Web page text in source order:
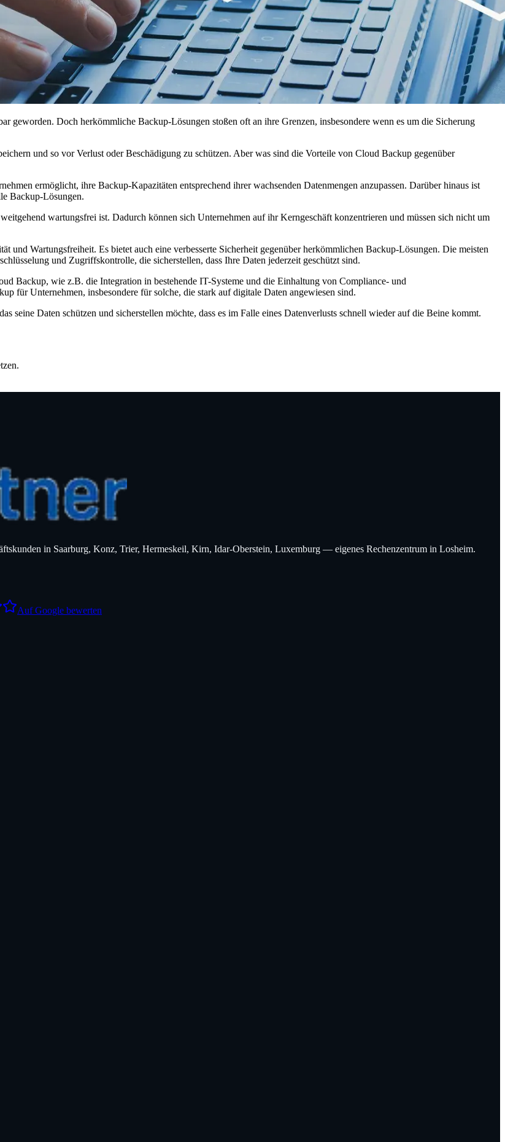
geworden. Doch herkömmliche Backup-Lösungen stoßen oft an ihre Grenzen, insbesondere wenn es um die Sicherung
und so vor Verlust oder Beschädigung zu schützen. Aber was sind die Vorteile von Cloud Backup gegenüber
ermöglicht, ihre Backup-Kapazitäten entsprechend ihrer wachsenden Datenmengen anzupassen. Darüber hinaus ist
Backup-Lösungen.
wartungsfrei ist. Dadurch können sich Unternehmen auf ihr Kerngeschäft konzentrieren und müssen sich nicht um
Wartungsfreiheit. Es bietet auch eine verbesserte Sicherheit gegenüber herkömmlichen Backup-Lösungen. Die meisten
und Zugriffskontrolle, die sicherstellen, dass Ihre Daten jederzeit geschützt sind.
Backup, wie z.B. die Integration in bestehende IT-Systeme und die Einhaltung von Compliance- und
für Unternehmen, insbesondere für solche, die stark auf digitale Daten angewiesen sind.
seine Daten schützen und sicherstellen möchte, dass es im Falle eines Datenverlusts schnell wieder auf die Beine kommt.
in Saarburg, Konz, Trier, Hermeskeil, Kirn, Idar-Oberstein, Luxemburg — eigenes Rechenzentrum in Losheim.
Auf Google bewerten